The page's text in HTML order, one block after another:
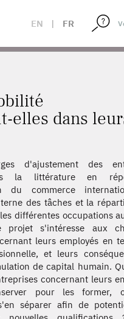
EN | FR
DANS LEURS EMPLOYÉS ?
elles dans
d'ajustement des
la littérature en
du commerce
des tâches et la
différentes occupations
projet s'intéresse aux
leurs employés en
et leurs
de capital humain.
concernant leurs
pour les former,
séparer afin de